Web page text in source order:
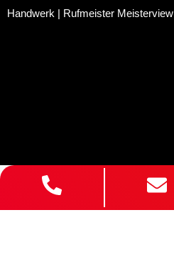
Handwerk
Rufmeister Meisterview